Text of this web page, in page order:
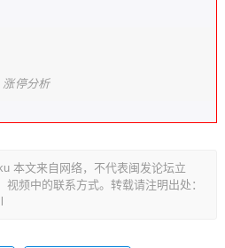
涨停分析
本文来自网络，不代表闽发论坛立
频中的联系方式。转载请注明出处：